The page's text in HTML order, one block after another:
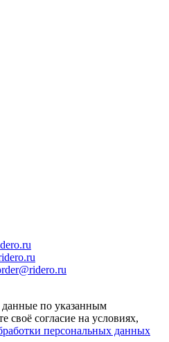
данные по указанным
своё согласие на условиях,
персональных данных